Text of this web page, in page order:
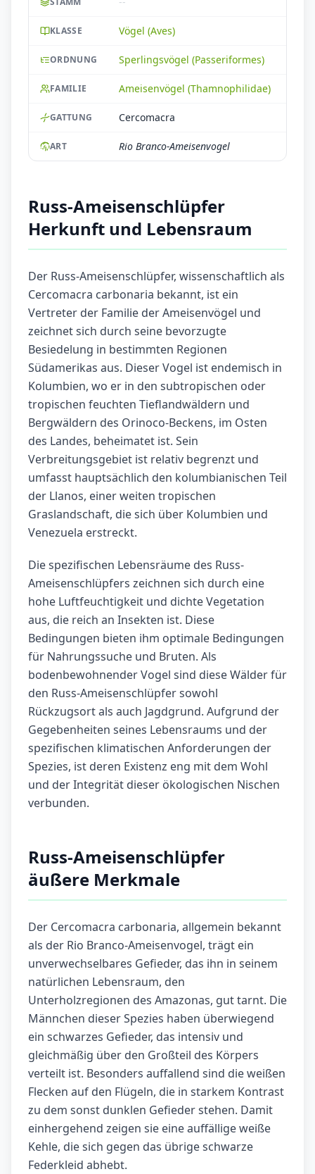
KLASSE Vögel (Aves)
ORDNUNG Sperlingsvögel (Passeriformes)
FAMILIE Ameisenvögel (Thamnophilidae)
GATTUNG Cercomacra
ART Rio Branco-Ameisenvogel
Russ-Ameisenschlüpfer
Herkunft und Lebensraum
Der Russ-Ameisenschlüpfer, wissenschaftlich als
Cercomacra carbonaria bekannt, ist ein
Vertreter der Familie der Ameisenvögel und
zeichnet sich durch seine bevorzugte
Besiedelung in bestimmten Regionen
Südamerikas aus. Dieser Vogel ist endemisch in
Kolumbien, wo er in den subtropischen oder
tropischen feuchten Tieflandwäldern und
Bergwäldern des Orinoco-Beckens, im Osten
des Landes, beheimatet ist. Sein
Verbreitungsgebiet ist relativ begrenzt und
umfasst hauptsächlich den kolumbianischen Teil
der Llanos, einer weiten tropischen
Graslandschaft, die sich über Kolumbien und
Venezuela erstreckt.
Die spezifischen Lebensräume des Russ-
Ameisenschlüpfers zeichnen sich durch eine
hohe Luftfeuchtigkeit und dichte Vegetation
aus, die reich an Insekten ist. Diese
Bedingungen bieten ihm optimale Bedingungen
für Nahrungssuche und Bruten. Als
bodenbewohnender Vogel sind diese Wälder für
den Russ-Ameisenschlüpfer sowohl
Rückzugsort als auch Jagdgrund. Aufgrund der
Gegebenheiten seines Lebensraums und der
spezifischen klimatischen Anforderungen der
Spezies, ist deren Existenz eng mit dem Wohl
und der Integrität dieser ökologischen Nischen
verbunden.
Russ-Ameisenschlüpfer
äußere Merkmale
Der Cercomacra carbonaria, allgemein bekannt
als der Rio Branco-Ameisenvogel, trägt ein
unverwechselbares Gefieder, das ihn in seinem
natürlichen Lebensraum, den
Unterholzregionen des Amazonas, gut tarnt. Die
Männchen dieser Spezies haben überwiegend
ein schwarzes Gefieder, das intensiv und
gleichmäßig über den Großteil des Körpers
verteilt ist. Besonders auffallend sind die weißen
Flecken auf den Flügeln, die in starkem Kontrast
zu dem sonst dunklen Gefieder stehen. Damit
einhergehend zeigen sie eine auffällige weiße
Kehle, die sich gegen das übrige schwarze
Federkleid abhebt.